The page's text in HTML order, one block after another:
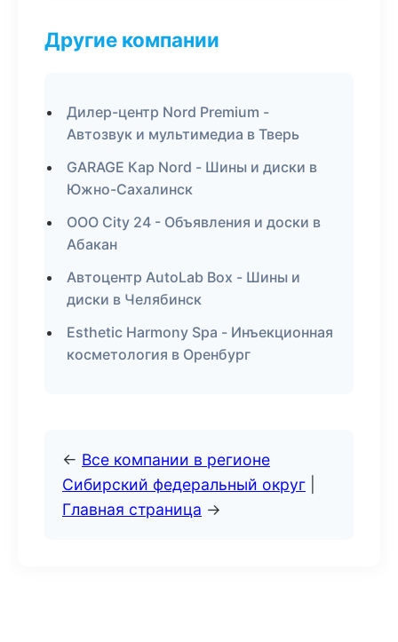
Другие компании
Дилер-центр Nord Premium -
Автозвук и мультимедиа в Тверь
GARAGE Кар Nord - Шины и диски в
Южно-Сахалинск
ООО City 24 - Объявления и доски в
Абакан
Автоцентр AutoLab Box - Шины и
диски в Челябинск
Esthetic Harmony Spa - Инъекционная
косметология в Оренбург
← Все компании в регионе
Сибирский федеральный округ
Главная страница →